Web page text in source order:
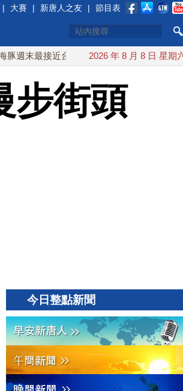
| 大賽 | 新唐人之友 | 節目表
接近台灣 最快9日可能登陸中國 台灣
2026 年 8 月 8 日 星期
步街頭
今日整點新聞